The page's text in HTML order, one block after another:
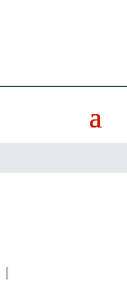
|